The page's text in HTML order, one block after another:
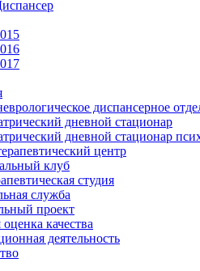
диспансерное
дневной стационар
дневной стационар
центр
клуб
студия
служба
проект
качества
деятельность